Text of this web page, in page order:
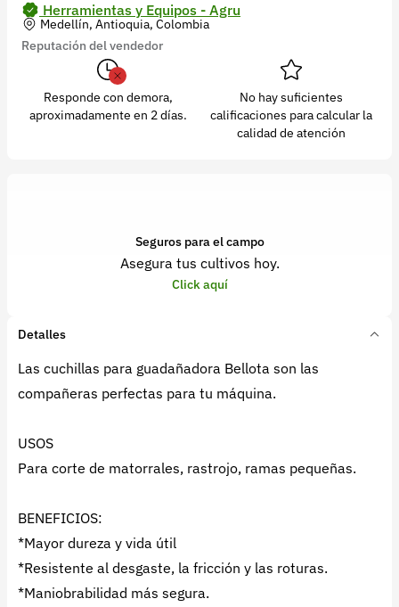
Herramientas y Equipos - Agru
Medellín, Antioquia, Colombia
Reputación del vendedor
Responde con demora,
aproximadamente en 2 días.
No hay suficientes
calificaciones para calcular la
calidad de atención
Seguros para el campo
Asegura tus cultivos hoy.
Click aquí
Detalles
Las cuchillas para guadañadora Bellota son las
compañeras perfectas para tu máquina.
USOS
Para corte de matorrales, rastrojo, ramas pequeñas.
BENEFICIOS:
*Mayor dureza y vida útil
*Resistente al desgaste, la fricción y las roturas.
*Maniobrabilidad más segura.